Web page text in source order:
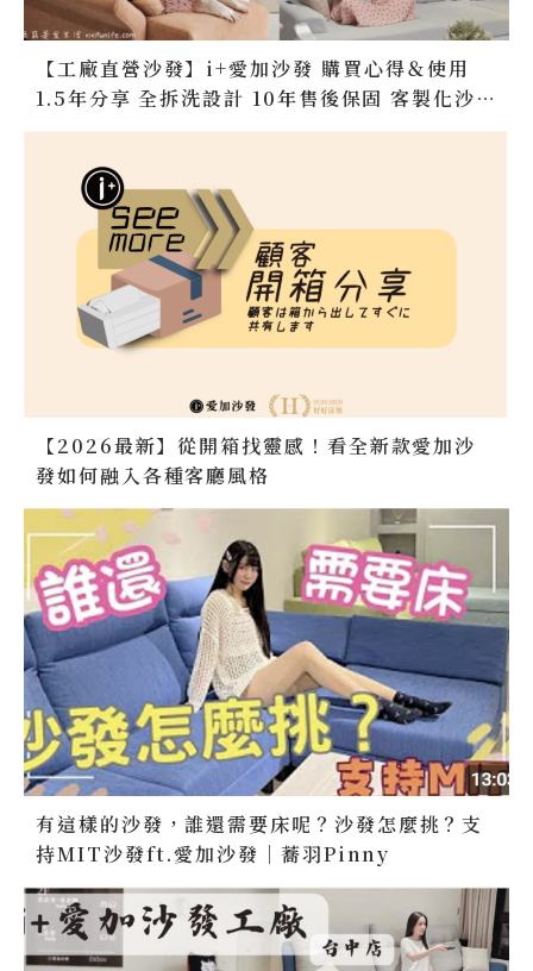
【工廠直營沙發】i+愛加沙發 購買心得＆使用
1.5年分享 全拆洗設計 10年售後保固 客製化沙發
訂做 台灣製造無毒家具 台中沙發推薦 好好床墊
【2026最新】從開箱找靈感！看全新款愛加沙
發如何融入各種客廳風格
有這樣的沙發，誰還需要床呢？沙發怎麼挑？支
持MIT沙發ft.愛加沙發｜蕎羽Pinny